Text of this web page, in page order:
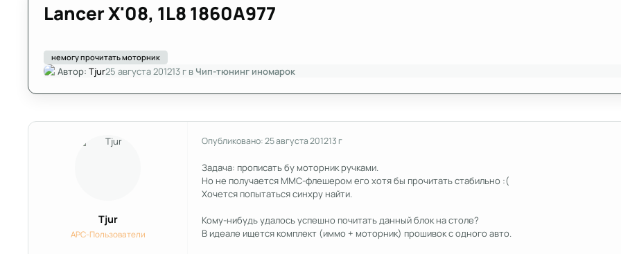
Lancer X'08, 1L8 1860A977
немогу прочитать моторник
Автор: Tjur25 августа 201213 гв Чип-тюнинг иномарок
Tjur
APC-Пользователи
Опубликовано:25 августа 201213 г
Задача: прописать бу моторник ручками.
Но не получается ММС-флешером его хотя бы прочитать стабильно :(
Хочется попытаться синхру найти.
Кому-нибудь удалось успешно почитать данный блок на столе?
В идеале ищется комплект (иммо + моторник) прошивок с одного авто.